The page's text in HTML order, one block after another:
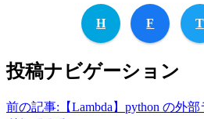
H F T
投稿ナビゲーション
前の記事: 【Lambda】python の外